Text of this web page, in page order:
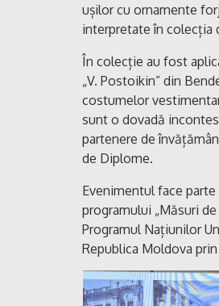
ușilor cu ornamente
interpretate în colecția
În colecție au fost
„V. Postoikin” din
costumelor
sunt o dovadă
partenere de
de Diplome.
Evenimentul face
programului „Măsuri
Programul Națiunilor
Republica Moldova